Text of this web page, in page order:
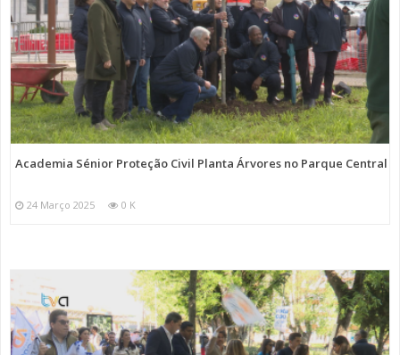
Academia Sénior Proteção Civil Planta Árvores no Parque Central
24 Março 2025 0 K